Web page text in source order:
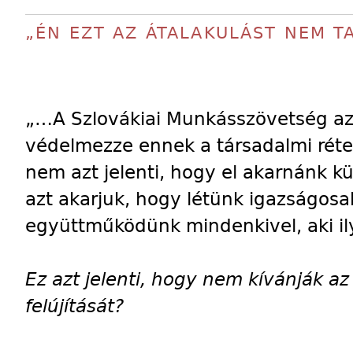
„ÉN EZT AZ ÁTALAKULÁST NEM
„…A Szlovákiai Munkásszövetség
védelmezze ennek a társadalmi
nem azt jelenti, hogy el akarnánk
azt akarjuk, hogy létünk
együttműködünk mindenkivel, aki
Ez azt jelenti, hogy nem kívánják
felújítását?